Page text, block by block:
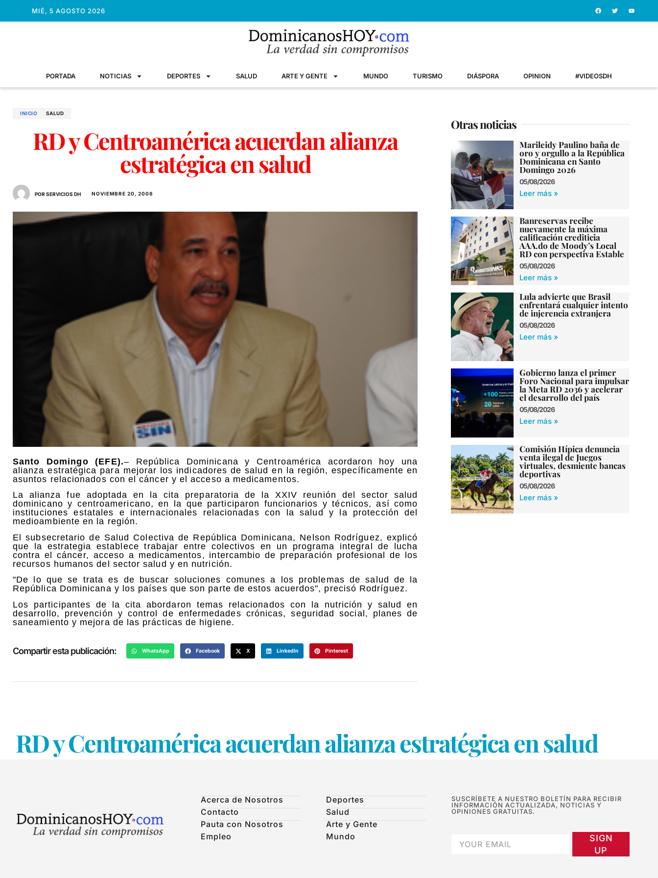
MIÉ, 5 AGOSTO 2026
PORTADA NOTICIAS DEPORTES SALUD ARTE Y GENTE MUNDO TURISMO DIÁSPORA OPINION #VIDEOSDH
INICIO SALUD
RD y Centroamérica acuerdan alianza
estratégica en salud
POR SERVICIOS DH NOVIEMBRE 20, 2008
Santo Domingo (EFE).– República Dominicana y Centroamérica acordaron hoy una
alianza estratégica para mejorar los indicadores de salud en la región, específicamente en
asuntos relacionados con el cáncer y el acceso a medicamentos.
La alianza fue adoptada en la cita preparatoria de la XXIV reunión del sector salud
dominicano y centroamericano, en la que participaron funcionarios y técnicos, así como
instituciones estatales e internacionales relacionadas con la salud y la protección del
medioambiente en la región.
El subsecretario de Salud Colectiva de República Dominicana, Nelson Rodríguez, explicó
que la estrategia establece trabajar entre colectivos en un programa integral de lucha
contra el cáncer, acceso a medicamentos, intercambio de preparación profesional de los
recursos humanos del sector salud y en nutrición.
"De lo que se trata es de buscar soluciones comunes a los problemas de salud de la
República Dominicana y los países que son parte de estos acuerdos", precisó Rodríguez.
Los participantes de la cita abordaron temas relacionados con la nutrición y salud en
desarrollo, prevención y control de enfermedades crónicas, seguridad social, planes de
saneamiento y mejora de las prácticas de higiene.
Compartir esta publicación: WhatsApp Facebook X LinkedIn Pinterest
Otras noticias
Marileidy Paulino baña de
oro y orgullo a la República
Dominicana en Santo
Domingo 2026
05/08/2026
Leer más »
Banreservas recibe
nuevamente la máxima
calificación crediticia
AAA.do de Moody’s Local
RD con perspectiva Estable
05/08/2026
Leer más »
Lula advierte que Brasil
enfrentará cualquier intento
de injerencia extranjera
05/08/2026
Leer más »
Gobierno lanza el primer
Foro Nacional para impulsar
la Meta RD 2036 y acelerar
el desarrollo del país
05/08/2026
Leer más »
Comisión Hípica denuncia
venta ilegal de Juegos
virtuales, desmiente bancas
deportivas
05/08/2026
Leer más »
RD y Centroamérica acuerdan alianza estratégica en salud
Acerca de Nosotros
Contacto
Pauta con Nosotros
Empleo
Deportes
Salud
Arte y Gente
Mundo
SUSCRÍBETE A NUESTRO BOLETÍN PARA RECIBIR
INFORMACIÓN ACTUALIZADA, NOTICIAS Y
OPINIONES GRATUITAS.
SIGN
UP